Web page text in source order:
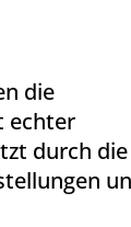
die
echter
durch